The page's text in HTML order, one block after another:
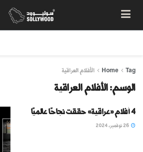
Home Tag الأفلام العراقية
الوسم:الأفلام العراقية
4 أفلام «عراقية» حققت نجاحًا عالميًا